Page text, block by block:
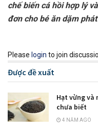
chế biến cá hồi hợp lý
đơn cho bé ăn dặm
Please login to join
Được đề xuất
Hạt vừng và
chưa biết
4 NĂM AGO